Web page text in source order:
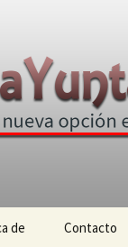
de Contacto